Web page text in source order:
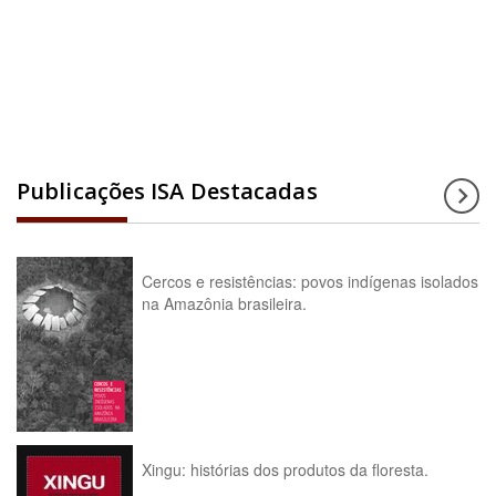
Publicações ISA Destacadas
Cercos e resistências: povos indígenas isolados
na Amazônia brasileira.
Xingu: histórias dos produtos da floresta.